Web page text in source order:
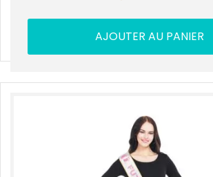
AJOUTER AU PANIER